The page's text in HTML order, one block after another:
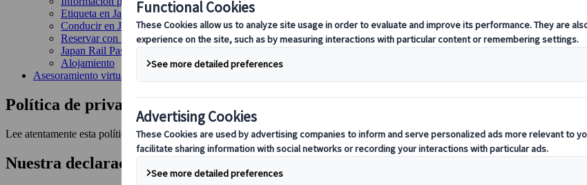
Etiqueta en Japón
Conducir en Japón
Reservar con nosotros
Japan Rail Pass
Alojamiento
Asesoramiento virtual
Política de privacidad
Lee atentamente esta política de privacidad.
Nuestra declaración de privacidad